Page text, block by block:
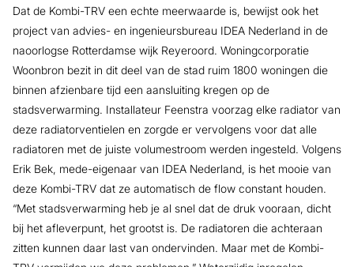
Dat de Kombi-TRV een echte meerwaarde is, bewijst ook het
project van advies- en ingenieursbureau IDEA Nederland in de
naoorlogse Rotterdamse wijk Reyeroord. Woningcorporatie
Woonbron bezit in dit deel van de stad ruim 1800 woningen die
binnen afzienbare tijd een aansluiting kregen op de
stadsverwarming. Installateur Feenstra voorzag elke radiator van
deze radiatorventielen en zorgde er vervolgens voor dat alle
radiatoren met de juiste volumestroom werden ingesteld. Volgens
Erik Bek, mede-eigenaar van IDEA Nederland, is het mooie van
deze Kombi-TRV dat ze automatisch de flow constant houden.
“Met stadsverwarming heb je al snel dat de druk vooraan, dicht
bij het afleverpunt, het grootst is. De radiatoren die achteraan
zitten kunnen daar last van ondervinden. Maar met de Kombi-